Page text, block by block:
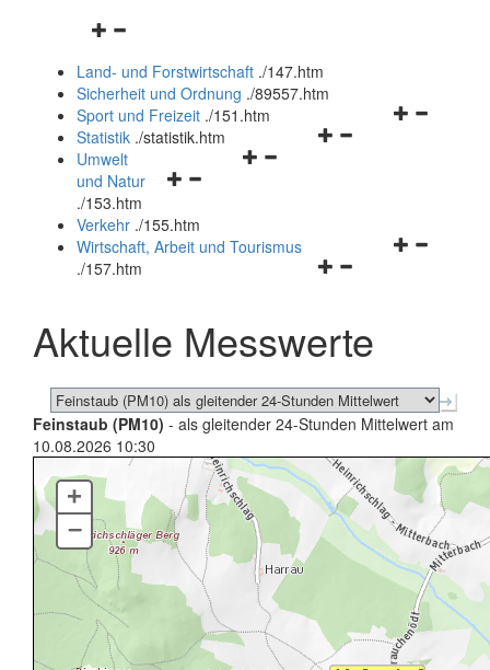
Navigationsmenü
und
schließen
Land- und Forstwirtschaft ./147.htm
Sicherheit und Ordnung ./89557.htm
Navigationsmenü
Sport und Freizeit ./151.htm
Navigationsmenü
Statistik ./statistik.htm
Navigationsmenü
und
schließen
Umwelt
und Natur
./153.htm
Verkehr ./155.htm
Navigationsmenü
schließen
Wirtschaft, Arbeit und Tourismus
./157.htm
Aktuelle Messwerte
Feinstaub (PM10) - als gleitender 24-Stunden Mittelwert am
10.08.2026 10:30
+
–